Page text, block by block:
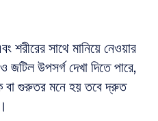
সাথে মানিয়ে নেওয়ার
জটিল উপসর্গ দেখা দিতে পারে,
বা গুরুতর মনে হয় তবে দ্রুত